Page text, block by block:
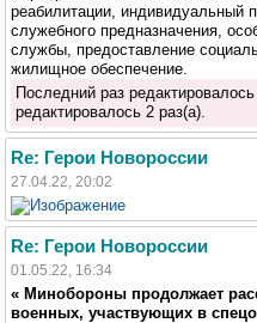
реабилитации, индивидуальный
служебного предназначения,
службы, предоставление
жилищное обеспечение.
Последний раз
редактировалось 2 раз(а).
Re: Герои Новороссии
27.04.22, 20:02
Re: Герои Новороссии
01.05.22, 16:34
« Минобороны продолжает
военных, участвующих в